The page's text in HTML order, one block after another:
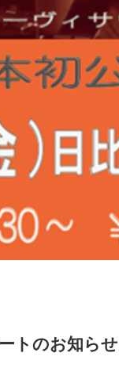
トのお知らせ